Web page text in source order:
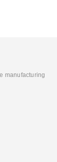
manufacturing